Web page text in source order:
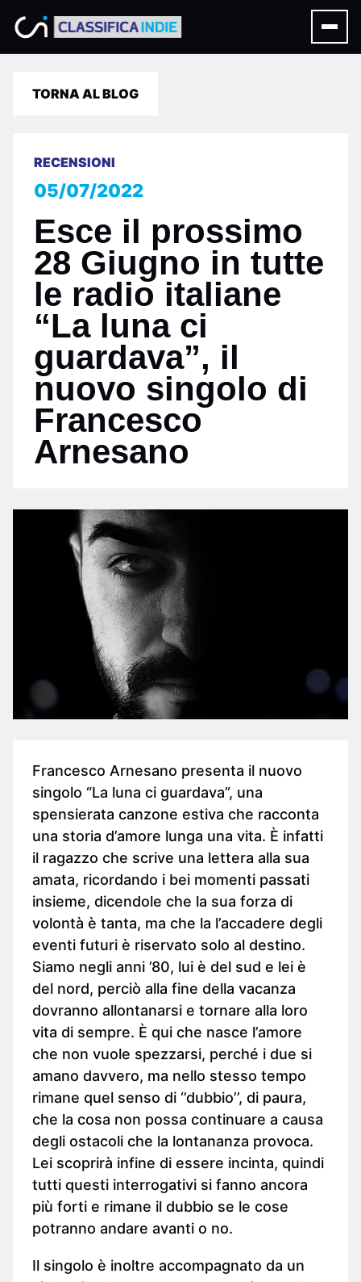
TORNA AL BLOG
RECENSIONI
05/07/2022
Esce il prossimo
28 Giugno in tutte
le radio italiane
“La luna ci
guardava”, il
nuovo singolo di
Francesco
Arnesano
Francesco Arnesano presenta il nuovo
singolo “La luna ci guardava”, una
spensierata canzone estiva che racconta
una storia d’amore lunga una vita. È infatti
il ragazzo che scrive una lettera alla sua
amata, ricordando i bei momenti passati
insieme, dicendole che la sua forza di
volontà è tanta, ma che la l’accadere degli
eventi futuri è riservato solo al destino.
Siamo negli anni ’80, lui è del sud e lei è
del nord, perciò alla fine della vacanza
dovranno allontanarsi e tornare alla loro
vita di sempre. È qui che nasce l’amore
che non vuole spezzarsi, perché i due si
amano davvero, ma nello stesso tempo
rimane quel senso di ‘’dubbio’’, di paura,
che la cosa non possa continuare a causa
degli ostacoli che la lontananza provoca.
Lei scoprirà infine di essere incinta, quindi
tutti questi interrogativi si fanno ancora
più forti e rimane il dubbio se le cose
potranno andare avanti o no.
Il singolo è inoltre accompagnato da un